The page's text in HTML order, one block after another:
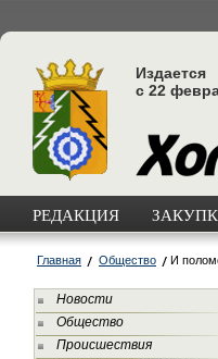
Издается
с 22
РЕДАКЦИЯ
Главная Общество И
Новости
Общество
Происшествия